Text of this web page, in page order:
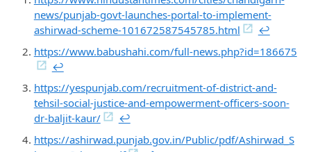
news/punjab-govt-launches-portal-to-implement-
ashirwad-scheme-101672587545785.html
↩︎
https://www.babushahi.com/full-news.php?id=186675
↩︎
https://yespunjab.com/recruitment-of-district-and-
tehsil-social-justice-and-empowerment-officers-soon-
dr-baljit-kaur/
↩︎
https://ashirwad.punjab.gov.in/Public/pdf/Ashirwad_S